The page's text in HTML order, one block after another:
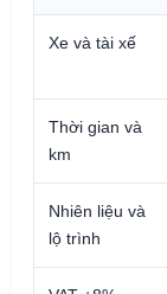
Xe và tài xế
Thời gian và
km
Nhiên liệu và
lộ trình